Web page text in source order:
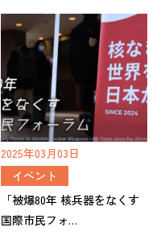
2025年03月03日
イベント
「被爆80年 核兵器をなくす
国際市民フォ…